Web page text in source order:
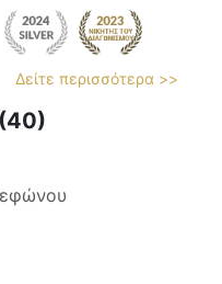
Δείτε περισσότερα >>
(40)